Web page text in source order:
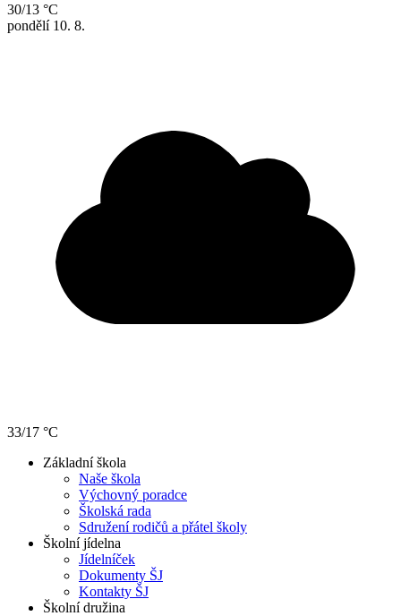
30/13 °C
pondělí 10. 8.
33/17 °C
Základní škola
Naše škola
Výchovný poradce
Školská rada
Sdružení rodičů a přátel školy
Školní jídelna
Jídelníček
Dokumenty ŠJ
Kontakty ŠJ
Školní družina